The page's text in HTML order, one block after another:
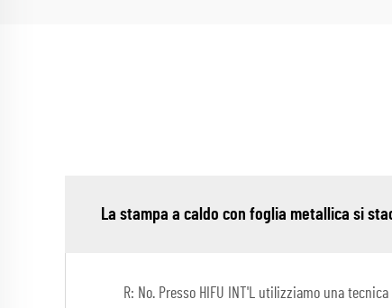
La stampa a caldo con foglia metallica si
R: No. Presso HIFU INT'L utilizziamo una